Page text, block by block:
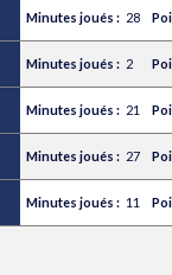
28
2
21
27
11